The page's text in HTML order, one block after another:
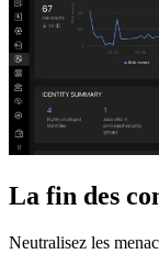
La fin des
Neutralisez les